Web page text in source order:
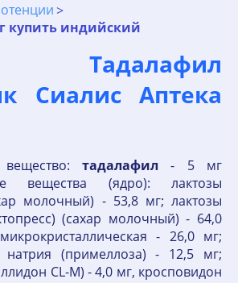
купить индийский
Тадалафил
Сиалис Аптека
тадалафил - 5 мг
вещества (ядро): лактозы
молочный) - 53,8 мг; лактозы
(сахар молочный) - 64,0
- 26,0 мг;
натрия (примеллоза) - 12,5 мг;
CL-M) - 4,0 мг, кросповидон